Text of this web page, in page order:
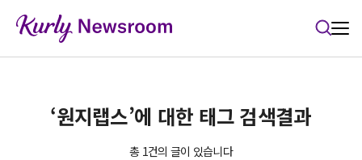
‘원지랩스’에 대한 태그 검색결과
총 1건의 글이 있습니다